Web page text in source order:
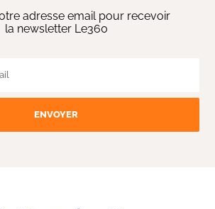
adresse email pour recevoir
la newsletter Le360
ENVOYER